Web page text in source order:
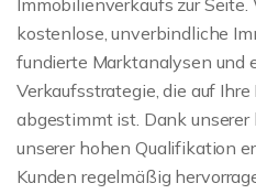
kostenlose, unverbindliche
fundierte Marktanalysen und
Verkaufsstrategie, die auf
abgestimmt ist. Dank
unserer hohen Qualifikation
Kunden regelmäßig